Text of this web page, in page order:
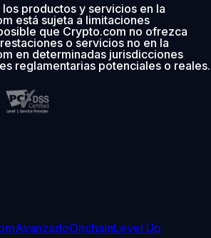
productos y servicios en la
está sujeta a limitaciones
que Crypto.com no ofrezca
o servicios no en la
en determinadas jurisdicciones
reglamentarias potenciales o reales.
AvanzadoOnchainLevel Up